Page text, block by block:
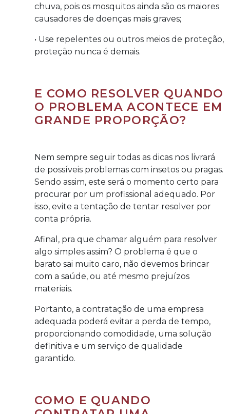
chuva, pois os mosquitos ainda são os maiores
causadores de doenças mais graves;
• Use repelentes ou outros meios de proteção,
proteção nunca é demais.
E COMO RESOLVER QUANDO
O PROBLEMA ACONTECE EM
GRANDE PROPORÇÃO?
Nem sempre seguir todas as dicas nos livrará
de possíveis problemas com insetos ou pragas.
Sendo assim, este será o momento certo para
procurar por um profissional adequado. Por
isso, evite a tentação de tentar resolver por
conta própria.
Afinal, pra que chamar alguém para resolver
algo simples assim? O problema é que o
barato sai muito caro, não devemos brincar
com a saúde, ou até mesmo prejuízos
materiais.
Portanto, a contratação de uma empresa
adequada poderá evitar a perda de tempo,
proporcionando comodidade, uma solução
definitiva e um serviço de qualidade
garantido.
COMO E QUANDO